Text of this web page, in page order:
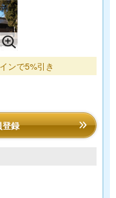
ンで5%引き
登録